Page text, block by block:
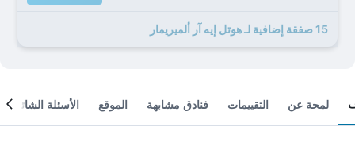
15 صفقة إضافية لـ هوتل إيه آر ألميريمار
لمحة عن التقييمات فنادق مشابهة الموقع الأسئلة الشائعة